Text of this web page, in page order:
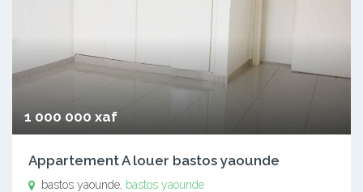
1 000 000 xaf
Appartement A louer bastos yaounde
bastos yaounde, bastos yaounde